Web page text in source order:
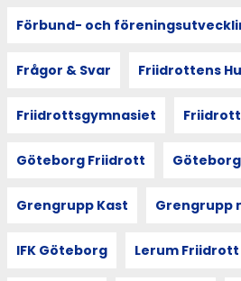
Förbund- och
Frågor & Svar Friidrottens
Friidrottsgymnasiet
Göteborg Friidrott
Grengrupp Kast Grengrupp
IFK Göteborg Lerum Friidrott